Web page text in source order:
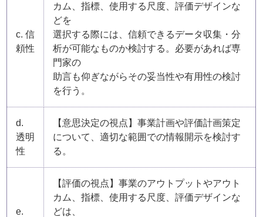
c. 信
頼性
カム、指標、使用する尺度、評価デザインな
どを
選択する際には、信頼できるデータ収集・分
析が可能なものか検討する。必要があれば専
門家の
助言も仰ぎながらその妥当性や有用性の検討
を行う。
d.
透明
性
【意思決定の視点】事業計画や評価計画策定
について、適切な範囲での情報開示を検討す
る。
e.
【評価の視点】事業のアウトプットやアウト
カム、指標、使用する尺度、評価デザインな
どは、